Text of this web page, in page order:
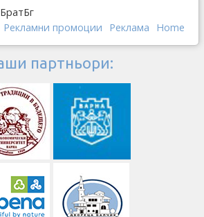
Рекламни промоции Реклама Home
партньори: